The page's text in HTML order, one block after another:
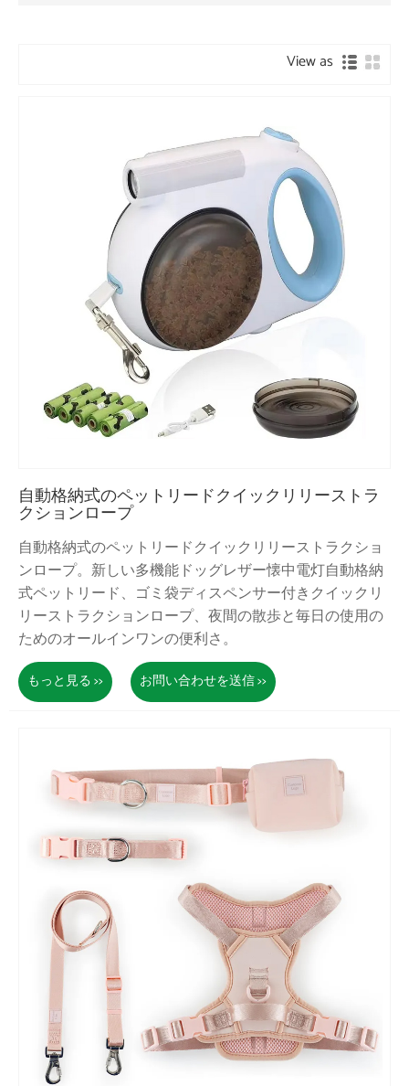
View as
自動格納式のペットリードクイックリリーストラ
クションロープ
自動格納式のペットリードクイックリリーストラクショ
ンロープ。新しい多機能ドッグレザー懐中電灯自動格納
式ペットリード、ゴミ袋ディスペンサー付きクイックリ
リーストラクションロープ、夜間の散歩と毎日の使用の
ためのオールインワンの便利さ。
もっと見る >> お問い合わせを送信 >>